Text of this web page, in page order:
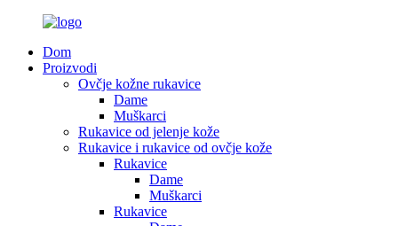
Dom
Proizvodi
Ovčje kožne rukavice
Dame
Muškarci
Rukavice od jelenje kože
Rukavice i rukavice od ovčje kože
Rukavice
Dame
Muškarci
Rukavice